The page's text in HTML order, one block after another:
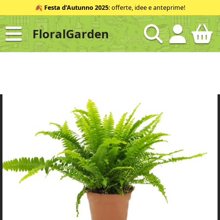
al
contenuto
ID
🍂 Festa d’Autunno 2025: offerte, idee e anteprime!
FloralGarden